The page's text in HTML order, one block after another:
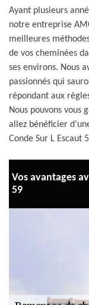
Ayant plusieurs
notre entreprise
meilleures
de vos cheminées
ses environs. Nous
passionnés qui
répondant aux
Nous pouvons vous
allez bénéficier
Conde Sur L Escaut
Vos avantages
59